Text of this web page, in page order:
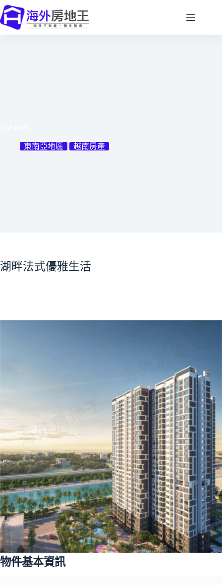
跳
至
東南亞地區 越南房產
湖畔法式優雅生活
物件基本資訊